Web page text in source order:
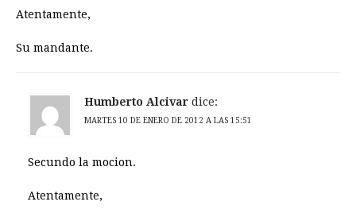
Atentamente,
Su mandante.
Humberto Alcivar dice:
MARTES 10 DE ENERO DE 2012 A LAS 15:51
Secundo la mocion.
Atentamente,